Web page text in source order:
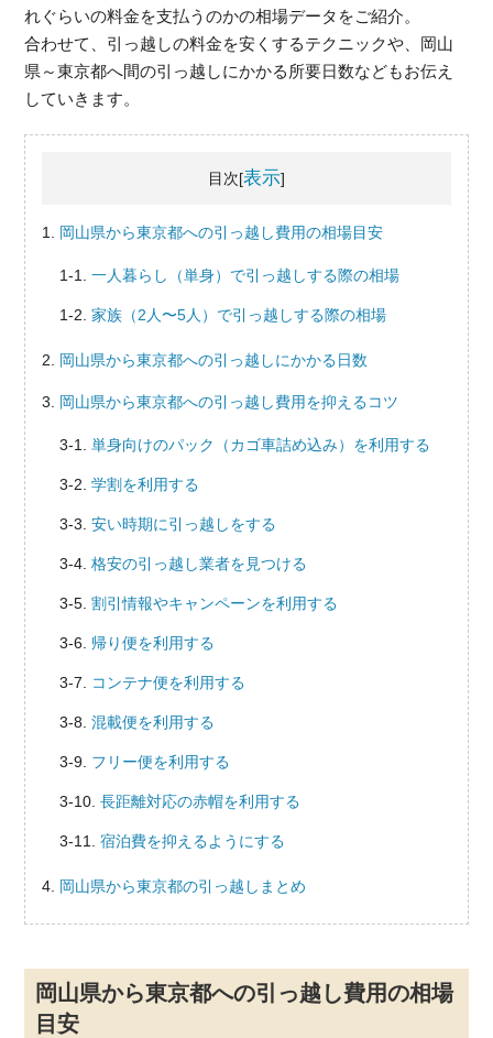
れぐらいの料金を支払うのかの相場データをご紹介。
合わせて、引っ越しの料金を安くするテクニックや、岡山
県～東京都へ間の引っ越しにかかる所要日数などもお伝え
していきます。
目次[表示]
岡山県から東京都への引っ越し費用の相場目安
一人暮らし（単身）で引っ越しする際の相場
家族（2人〜5人）で引っ越しする際の相場
岡山県から東京都への引っ越しにかかる日数
岡山県から東京都への引っ越し費用を抑えるコツ
単身向けのパック（カゴ車詰め込み）を利用する
学割を利用する
安い時期に引っ越しをする
格安の引っ越し業者を見つける
割引情報やキャンペーンを利用する
帰り便を利用する
コンテナ便を利用する
混載便を利用する
フリー便を利用する
長距離対応の赤帽を利用する
宿泊費を抑えるようにする
岡山県から東京都の引っ越しまとめ
岡山県から東京都への引っ越し費用の相場
目安